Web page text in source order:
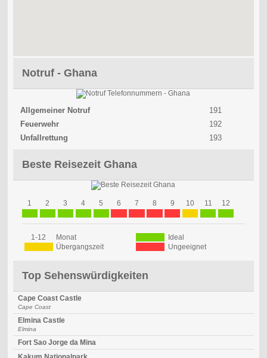
Notruf - Ghana
Allgemeiner Notruf
191
Feuerwehr
192
Unfallrettung
193
Beste Reisezeit Ghana
1 2 3 4 5 6 7 8 9 10 11 12
1-12 Monat
Ideal
Übergangszeit
Ungeeignet
Top Sehenswürdigkeiten
Cape Coast Castle
Cape Coast
Elmina Castle
Elmina
Fort Sao Jorge da Mina